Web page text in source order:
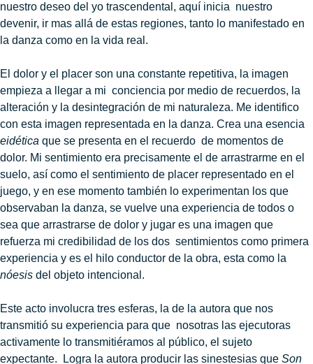
nuestro deseo del yo trascendental, aquí inicia nuestro
devenir, ir mas allá de estas regiones, tanto lo manifestado en
la danza como en la vida real.
El dolor y el placer son una constante repetitiva, la imagen
empieza a llegar a mi conciencia por medio de recuerdos, la
alteración y la desintegración de mi naturaleza. Me identifico
con esta imagen representada en la danza. Crea una esencia
eidética que se presenta en el recuerdo de momentos de
dolor. Mi sentimiento era precisamente el de arrastrarme en el
suelo, así como el sentimiento de placer representado en el
juego, y en ese momento también lo experimentan los que
observaban la danza, se vuelve una experiencia de todos o
sea que arrastrarse de dolor y jugar es una imagen que
refuerza mi credibilidad de los dos sentimientos como primera
experiencia y es el hilo conductor de la obra, esta como la
nóesis del objeto intencional.
Este acto involucra tres esferas, la de la autora que nos
transmitió su experiencia para que nosotras las ejecutoras
activamente lo transmitiéramos al público, el sujeto
expectante. Logra la autora producir las sinestesias que Son